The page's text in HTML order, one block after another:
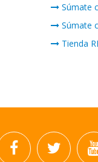
Súmate
Súmate
Tienda